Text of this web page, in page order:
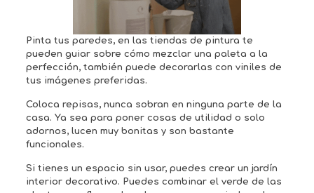
Pinta tus paredes, en las tiendas de pintura te
pueden guiar sobre cómo mezclar una paleta a la
perfección, también puede decorarlas con viniles de
tus imágenes preferidas.
Coloca repisas, nunca sobran en ninguna parte de la
casa. Ya sea para poner cosas de utilidad o solo
adornos, lucen muy bonitas y son bastante
funcionales.
Si tienes un espacio sin usar, puedes crear un jardín
interior decorativo. Puedes combinar el verde de las